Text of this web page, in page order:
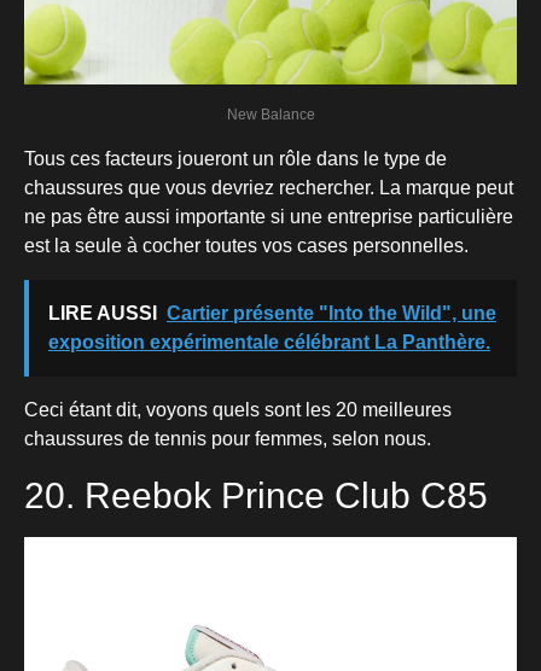
New Balance
Tous ces facteurs joueront un rôle dans le type de
chaussures que vous devriez rechercher. La marque peut
ne pas être aussi importante si une entreprise particulière
est la seule à cocher toutes vos cases personnelles.
LIRE AUSSI
Cartier présente "Into the Wild", une
exposition expérimentale célébrant La Panthère.
Ceci étant dit, voyons quels sont les 20 meilleures
chaussures de tennis pour femmes, selon nous.
20. Reebok Prince Club C85